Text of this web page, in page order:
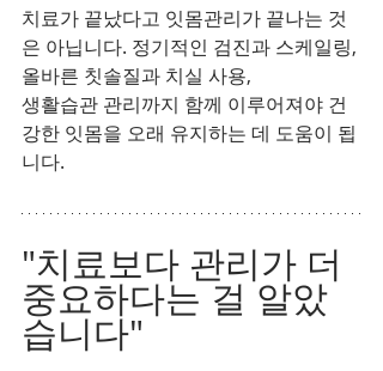
치료가 끝났다고 잇몸관리가 끝나는 것
은 아닙니다. 정기적인 검진과 스케일링,
올바른 칫솔질과 치실 사용,
생활습관 관리까지 함께 이루어져야 건
강한 잇몸을 오래 유지하는 데 도움이 됩
니다.
"치료보다 관리가 더
중요하다는 걸 알았
습니다"